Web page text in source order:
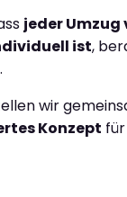
jeder Umzug
ist,
wir
Konzept